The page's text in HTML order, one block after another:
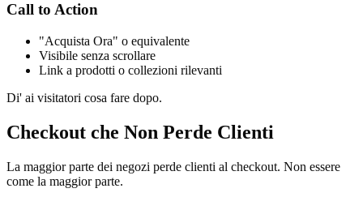
Call to Action
"Acquista Ora" o equivalente
Visibile senza scrollare
Link a prodotti o collezioni rilevanti
Di' ai visitatori cosa fare dopo.
Checkout che Non Perde Clienti
La maggior parte dei negozi perde clienti al checkout. Non essere
come la maggior parte.